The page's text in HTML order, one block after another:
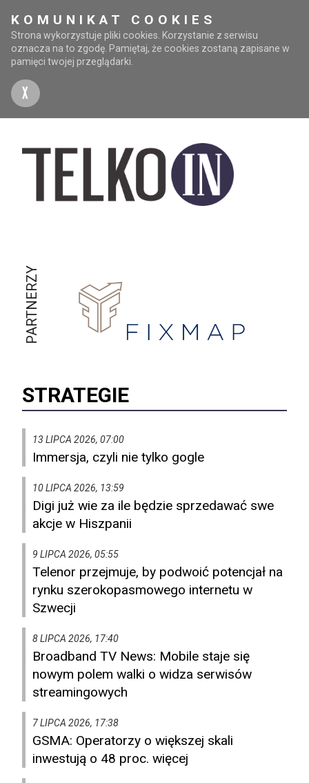
KOMUNIKAT COOKIES
Strona wykorzystuje pliki cookies. Korzystanie z serwisu
oznacza na to zgodę. Pamiętaj, że cookies zostaną zapisane w
pamięci twojej przeglądarki.
X
PARTNERZY
STRATEGIE
13 LIPCA 2026, 07:00
Immersja, czyli nie tylko gogle
10 LIPCA 2026, 13:59
Digi już wie za ile będzie sprzedawać swe
akcje w Hiszpanii
9 LIPCA 2026, 05:55
Telenor przejmuje, by podwoić potencjał na
rynku szerokopasmowego internetu w
Szwecji
8 LIPCA 2026, 17:40
Broadband TV News: Mobile staje się
nowym polem walki o widza serwisów
streamingowych
7 LIPCA 2026, 17:38
GSMA: Operatorzy o większej skali
inwestują o 48 proc. więcej